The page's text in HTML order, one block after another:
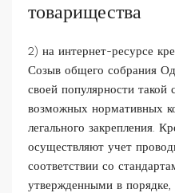
товарищества
2) на интернет-ресурсе
Созыв общего собрания
своей популярности такой
возможных нормативных
легального закрепления.
осуществляют учет
соответствии со
утвержденными в порядке,